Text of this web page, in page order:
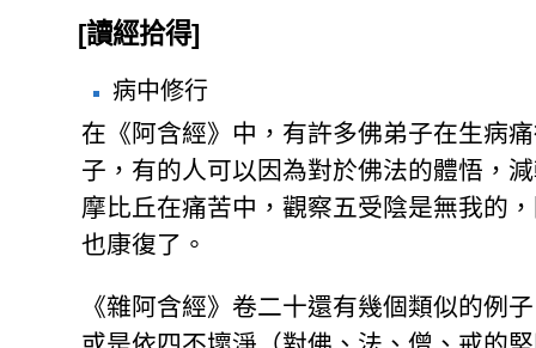
[讀經拾得]
病中修行
在《阿含經》中，有許多佛弟子在生病
子，有的人可以因為對於佛法的體悟，
摩比丘在痛苦中，觀察五受陰是無我的
也康復了。
《雜阿含經》卷二十還有幾個類似的例